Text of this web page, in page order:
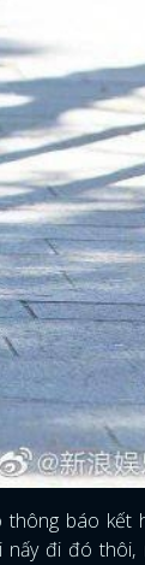
thông báo kết
nấy đi đó thôi,